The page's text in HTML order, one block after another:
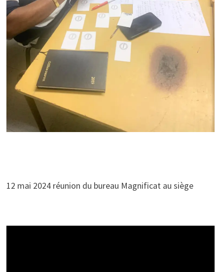
12 mai 2024 réunion du bureau Magnificat au siège